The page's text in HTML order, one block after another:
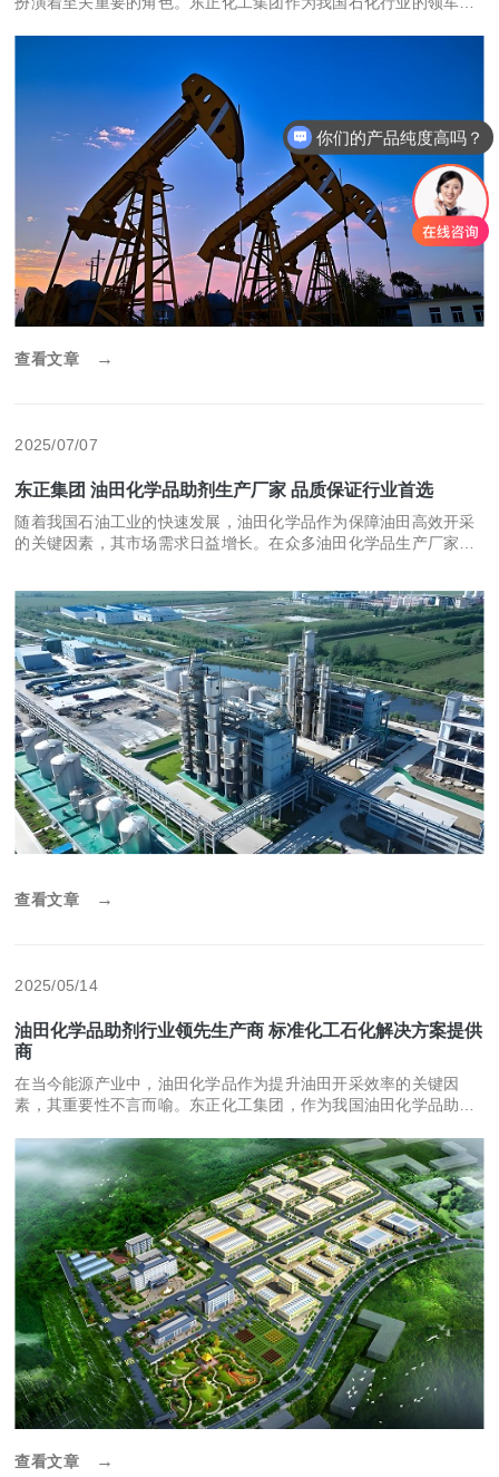
查看文章 →
2025/07/07
东正集团 油田化学品助剂生产厂家 品质保证行业首选
随着我国石油工业的快速发展，油田化学品作为保障油田高效开采
的关键因素，其市场需求日益增长。在众多油田化学品生产厂家
生产厂家，详细介绍其产品、产学研合作以及企业实力。 一、东正
化工集团主
查看文章 →
2025/05/14
油田化学品助剂行业领先生产商 标准化工石化解决方案提供
商
在当今能源产业中，油田化学品作为提升油田开采效率的关键因
素，其重要性不言而喻。东正化工集团，作为我国油田化学品助剂
查看文章 →
你们的产品纯度高吗？
可以定制包装吗？